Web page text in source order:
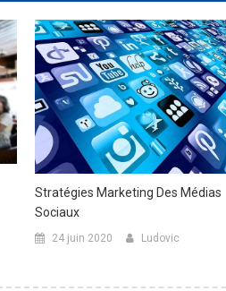
Stratégies Marketing Des Médias
Sociaux
24 juin 2020 Ludovic